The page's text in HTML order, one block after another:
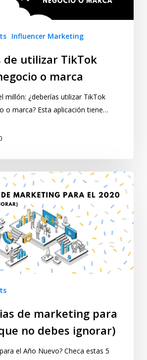
Influencer Marketing
de utilizar TikTok
o marca
millón: ¿deberías utilizar TikTok
o marca? Esta aplicación tiene…
de marketing para
no debes ignorar)
el Año Nuevo? Checa estas 5